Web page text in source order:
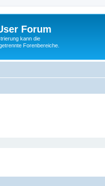
Forum
kann die
Forenbereiche.